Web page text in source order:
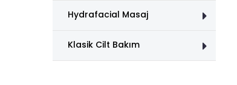
Hydrafacial Masaj
Klasik Cilt Bakım